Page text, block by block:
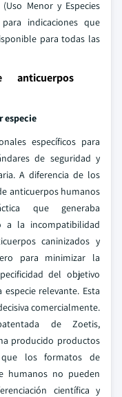
Menor y Especies
indicaciones que
para todas las
anticuerpos
especie
específicos para
de seguridad y
A diferencia de los
anticuerpos humanos
que generaba
a la incompatibilidad
caninizados y
para minimizar la
del objetivo
relevante. Esta
comercialmente.
de Zoetis,
producido productos
los formatos de
humanos no pueden
científica y